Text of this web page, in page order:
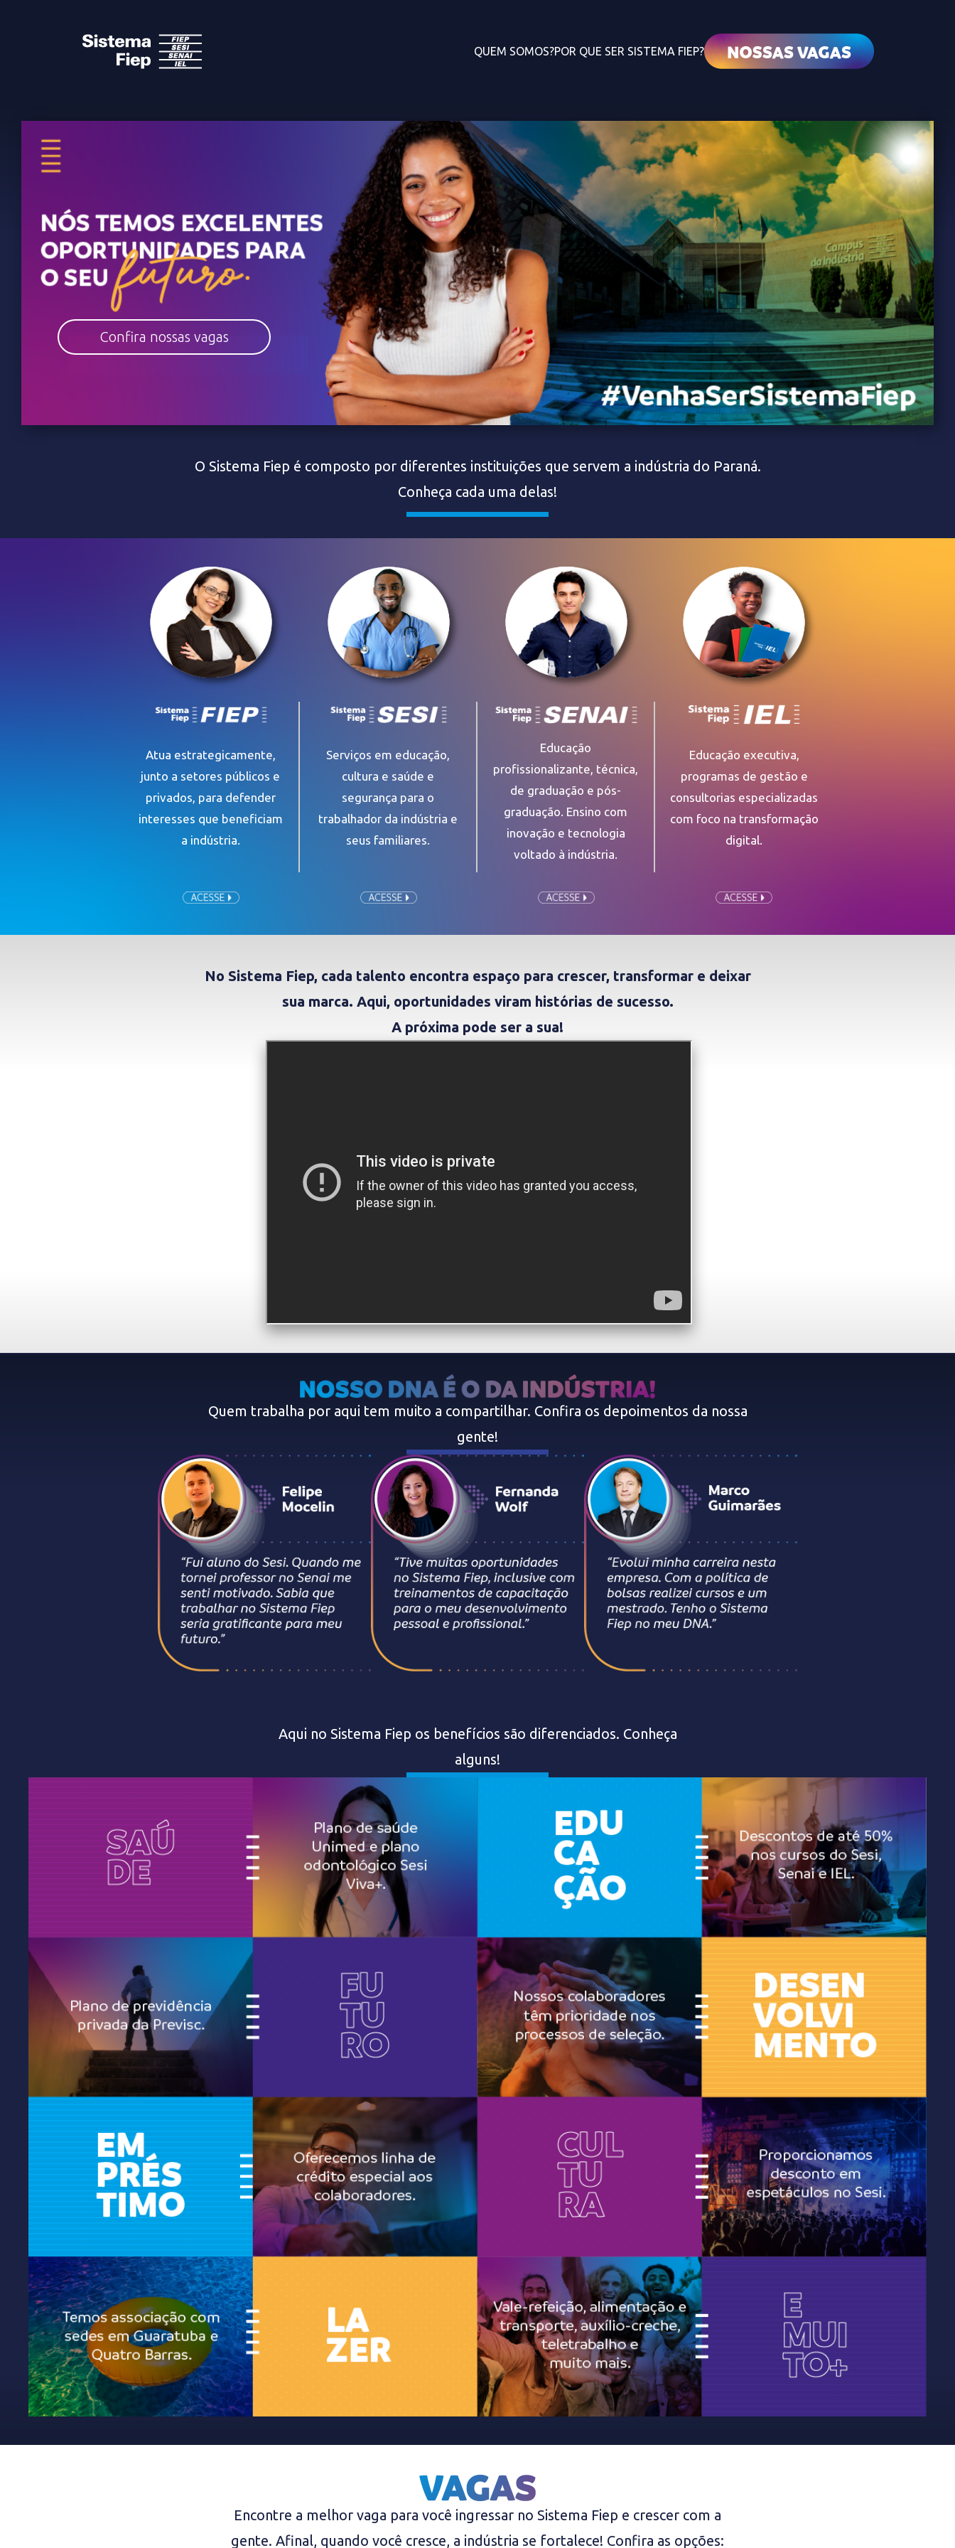
QUEM SOMOS?POR QUE SER SISTEMA FIEP?
O Sistema Fiep é composto por diferentes instituições que servem a indústria do Paraná.
Conheça cada uma delas!
Confira nossas vagas
Atua estrategicamente,
junto a setores públicos e
privados, para defender
interesses que beneficiam
a indústria.
Serviços em educação,
cultura e saúde e
segurança para o
trabalhador da indústria e
seus familiares.
Educação
profissionalizante, técnica,
de graduação e pós-
graduação. Ensino com
inovação e tecnologia
voltado à indústria.
Educação executiva,
programas de gestão e
consultorias especializadas
com foco na transformação
digital.
No Sistema Fiep, cada talento encontra espaço para crescer, transformar e deixar
sua marca. Aqui, oportunidades viram histórias de sucesso.
A próxima pode ser a sua!
Quem trabalha por aqui tem muito a compartilhar. Confira os depoimentos da nossa
gente!
Aqui no Sistema Fiep os benefícios são diferenciados. Conheça
alguns!
Encontre a melhor vaga para você ingressar no Sistema Fiep e crescer com a
gente. Afinal, quando você cresce, a indústria se fortalece! Confira as opções: